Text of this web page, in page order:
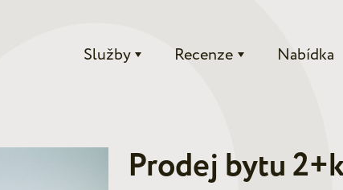
Služby Recenze Nabídka
Prodej bytu